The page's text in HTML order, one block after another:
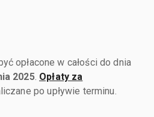
opłacone w całości do dnia
2025. Opłaty za
po upływie terminu.